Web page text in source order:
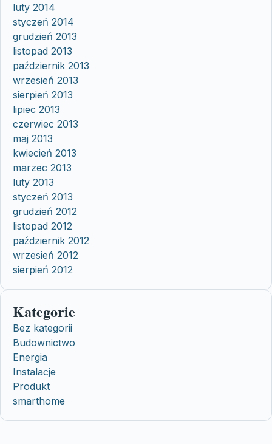
luty 2014
styczeń 2014
grudzień 2013
listopad 2013
październik 2013
wrzesień 2013
sierpień 2013
lipiec 2013
czerwiec 2013
maj 2013
kwiecień 2013
marzec 2013
luty 2013
styczeń 2013
grudzień 2012
listopad 2012
październik 2012
wrzesień 2012
sierpień 2012
Kategorie
Bez kategorii
Budownictwo
Energia
Instalacje
Produkt
smarthome